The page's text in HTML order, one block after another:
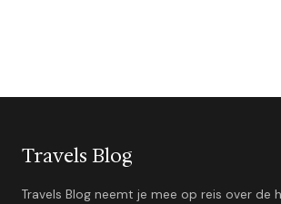
Travels Blog
Travels Blog neemt je mee op reis over de